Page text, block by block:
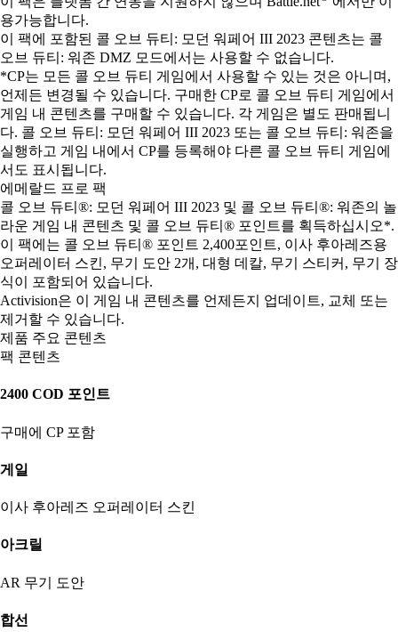
용가능합니다.
이 팩에 포함된 콜 오브 듀티: 모던 워페어 III 2023 콘텐츠는 콜
오브 듀티: 워존 DMZ 모드에서는 사용할 수 없습니다.
*CP는 모든 콜 오브 듀티 게임에서 사용할 수 있는 것은 아니며,
언제든 변경될 수 있습니다. 구매한 CP로 콜 오브 듀티 게임에서
게임 내 콘텐츠를 구매할 수 있습니다. 각 게임은 별도 판매됩니
다. 콜 오브 듀티: 모던 워페어 III 2023 또는 콜 오브 듀티: 워존을
실행하고 게임 내에서 CP를 등록해야 다른 콜 오브 듀티 게임에
서도 표시됩니다.
에메랄드 프로 팩
콜 오브 듀티®: 모던 워페어 III 2023 및 콜 오브 듀티®: 워존의 놀
라운 게임 내 콘텐츠 및 콜 오브 듀티® 포인트를 획득하십시오*.
이 팩에는 콜 오브 듀티® 포인트 2,400포인트, 이사 후아레즈용
오퍼레이터 스킨, 무기 도안 2개, 대형 데칼, 무기 스티커, 무기 장
식이 포함되어 있습니다.
Activision은 이 게임 내 콘텐츠를 언제든지 업데이트, 교체 또는
제거할 수 있습니다.
제품 주요 콘텐츠
팩 콘텐츠
2400 COD 포인트
구매에 CP 포함
게일
이사 후아레즈 오퍼레이터 스킨
아크릴
AR 무기 도안
합선